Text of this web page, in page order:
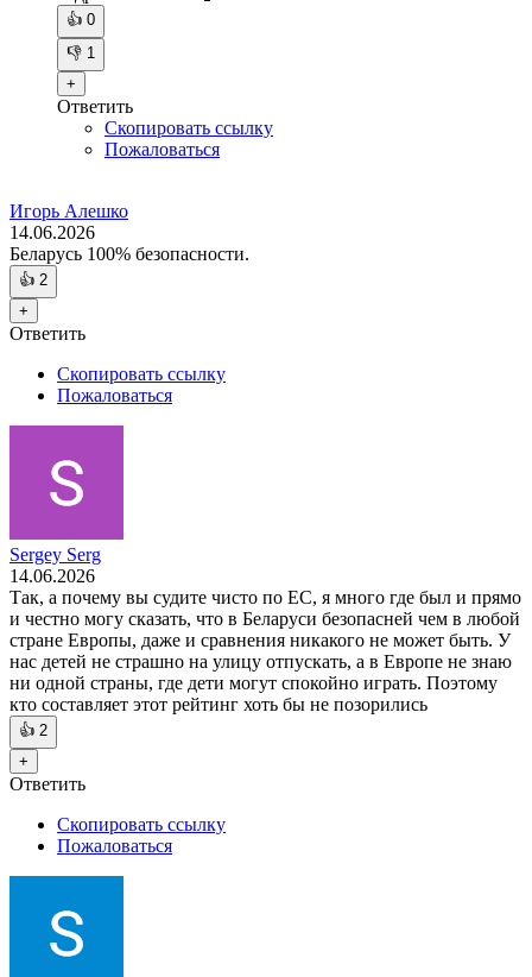
👍 0
👎 1
+
Ответить
Скопировать ссылку
Пожаловаться
Игорь Алешко
14.06.2026
Беларусь 100% безопасности.
👍 2
+
Ответить
Скопировать ссылку
Пожаловаться
Sergey Serg
14.06.2026
Так, а почему вы судите чисто по ЕС, я много где был и прямо
и честно могу сказать, что в Беларуси безопасней чем в любой
стране Европы, даже и сравнения никакого не может быть. У
нас детей не страшно на улицу отпускать, а в Европе не знаю
ни одной страны, где дети могут спокойно играть. Поэтому
кто составляет этот рейтинг хоть бы не позорились
👍 2
+
Ответить
Скопировать ссылку
Пожаловаться